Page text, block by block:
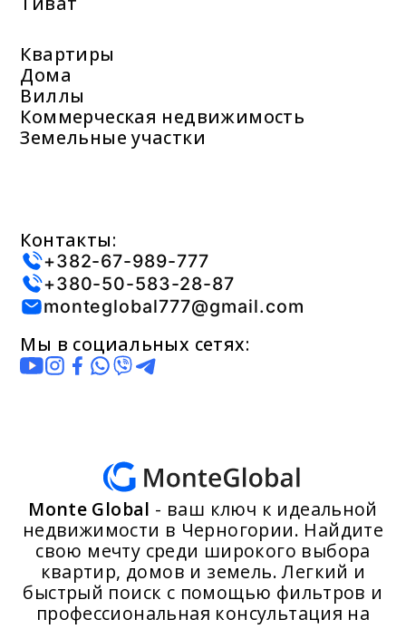
Квартиры
Дома
Виллы
Коммерческая недвижимость
Земельные участки
Контакты:
+382-67-989-777
+380-50-583-28-87
monteglobal777@gmail.com
Мы в социальных сетях:
Monte Global - ваш ключ к идеальной
недвижимости в Черногории. Найдите
свою мечту среди широкого выбора
квартир, домов и земель. Легкий и
быстрый поиск с помощью фильтров и
профессиональная консультация на